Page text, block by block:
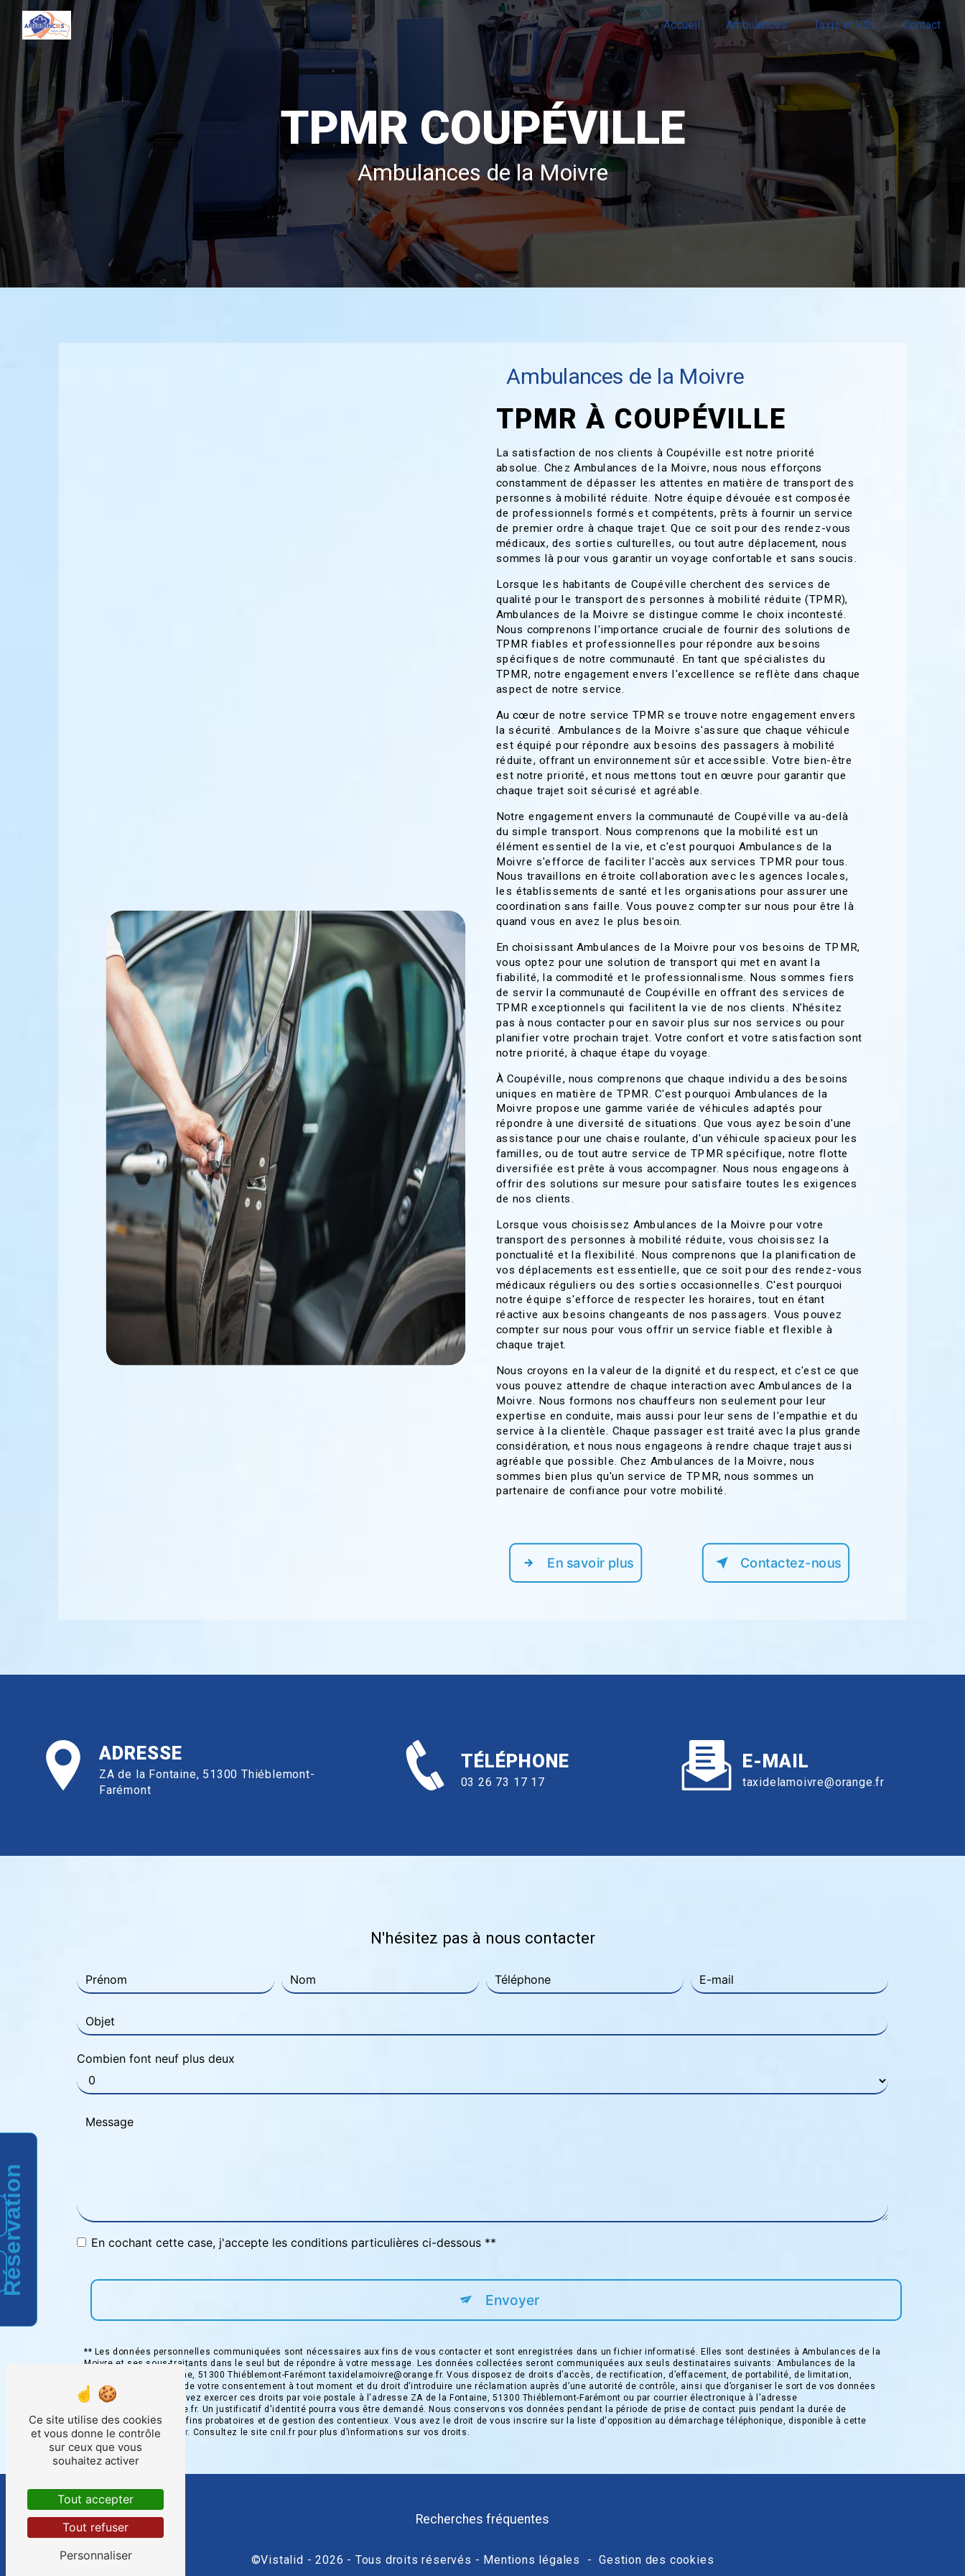
Accueil Ambulances Taxis et VSL Contact
TPMR COUPÉVILLE
Ambulances de la Moivre
Ambulances de la Moivre
TPMR À COUPÉVILLE
La satisfaction de nos clients à Coupéville est notre priorité
absolue. Chez Ambulances de la Moivre, nous nous efforçons
constamment de dépasser les attentes en matière de transport des
personnes à mobilité réduite. Notre équipe dévouée est composée
de professionnels formés et compétents, prêts à fournir un service
de premier ordre à chaque trajet. Que ce soit pour des rendez-vous
médicaux, des sorties culturelles, ou tout autre déplacement, nous
sommes là pour vous garantir un voyage confortable et sans soucis.
Lorsque les habitants de Coupéville cherchent des services de
qualité pour le transport des personnes à mobilité réduite (TPMR),
Ambulances de la Moivre se distingue comme le choix incontesté.
Nous comprenons l'importance cruciale de fournir des solutions de
TPMR fiables et professionnelles pour répondre aux besoins
spécifiques de notre communauté. En tant que spécialistes du
TPMR, notre engagement envers l'excellence se reflète dans chaque
aspect de notre service.
Au cœur de notre service TPMR se trouve notre engagement envers
la sécurité. Ambulances de la Moivre s'assure que chaque véhicule
est équipé pour répondre aux besoins des passagers à mobilité
réduite, offrant un environnement sûr et accessible. Votre bien-être
est notre priorité, et nous mettons tout en œuvre pour garantir que
chaque trajet soit sécurisé et agréable.
Notre engagement envers la communauté de Coupéville va au-delà
du simple transport. Nous comprenons que la mobilité est un
élément essentiel de la vie, et c'est pourquoi Ambulances de la
Moivre s'efforce de faciliter l'accès aux services TPMR pour tous.
Nous travaillons en étroite collaboration avec les agences locales,
les établissements de santé et les organisations pour assurer une
coordination sans faille. Vous pouvez compter sur nous pour être là
quand vous en avez le plus besoin.
En choisissant Ambulances de la Moivre pour vos besoins de TPMR,
vous optez pour une solution de transport qui met en avant la
fiabilité, la commodité et le professionnalisme. Nous sommes fiers
de servir la communauté de Coupéville en offrant des services de
TPMR exceptionnels qui facilitent la vie de nos clients. N'hésitez
pas à nous contacter pour en savoir plus sur nos services ou pour
planifier votre prochain trajet. Votre confort et votre satisfaction sont
notre priorité, à chaque étape du voyage.
À Coupéville, nous comprenons que chaque individu a des besoins
uniques en matière de TPMR. C'est pourquoi Ambulances de la
Moivre propose une gamme variée de véhicules adaptés pour
répondre à une diversité de situations. Que vous ayez besoin d'une
assistance pour une chaise roulante, d'un véhicule spacieux pour les
familles, ou de tout autre service de TPMR spécifique, notre flotte
diversifiée est prête à vous accompagner. Nous nous engageons à
offrir des solutions sur mesure pour satisfaire toutes les exigences
de nos clients.
Lorsque vous choisissez Ambulances de la Moivre pour votre
transport des personnes à mobilité réduite, vous choisissez la
ponctualité et la flexibilité. Nous comprenons que la planification de
vos déplacements est essentielle, que ce soit pour des rendez-vous
médicaux réguliers ou des sorties occasionnelles. C'est pourquoi
notre équipe s'efforce de respecter les horaires, tout en étant
réactive aux besoins changeants de nos passagers. Vous pouvez
compter sur nous pour vous offrir un service fiable et flexible à
chaque trajet.
Nous croyons en la valeur de la dignité et du respect, et c'est ce que
vous pouvez attendre de chaque interaction avec Ambulances de la
Moivre. Nous formons nos chauffeurs non seulement pour leur
expertise en conduite, mais aussi pour leur sens de l'empathie et du
service à la clientèle. Chaque passager est traité avec la plus grande
considération, et nous nous engageons à rendre chaque trajet aussi
agréable que possible. Chez Ambulances de la Moivre, nous
sommes bien plus qu'un service de TPMR, nous sommes un
partenaire de confiance pour votre mobilité.
En savoir plus Contactez-nous
ADRESSE
ZA de la Fontaine, 51300 Thiéblemont-
Farémont
TÉLÉPHONE
03 26 73 17 17
E-MAIL
taxidelamoivre@orange.fr
N'hésitez pas à nous contacter
Combien font neuf plus deux
En cochant cette case, j'accepte les conditions particulières ci-dessous **
Envoyer
** Les données personnelles communiquées sont nécessaires aux fins de vous contacter et sont enregistrées dans un fichier informatisé. Elles sont destinées à Ambulances de la
Moivre et ses sous-traitants dans le seul but de répondre à votre message. Les données collectées seront communiquées aux seuls destinataires suivants: Ambulances de la
Moivre ZA de la Fontaine, 51300 Thiéblemont-Farémont taxidelamoivre@orange.fr. Vous disposez de droits d’accès, de rectification, d’effacement, de portabilité, de limitation,
d’opposition, de retrait de votre consentement à tout moment et du droit d’introduire une réclamation auprès d’une autorité de contrôle, ainsi que d’organiser le sort de vos données
post-mortem. Vous pouvez exercer ces droits par voie postale à l'adresse ZA de la Fontaine, 51300 Thiéblemont-Farémont ou par courrier électronique à l'adresse
taxidelamoivre@orange.fr. Un justificatif d'identité pourra vous être demandé. Nous conservons vos données pendant la période de prise de contact puis pendant la durée de
prescription légale aux fins probatoires et de gestion des contentieux. Vous avez le droit de vous inscrire sur la liste d'opposition au démarchage téléphonique, disponible à cette
adresse:Bloctel.gouv.fr. Consultez le site cnil.fr pour plus d’informations sur vos droits.
Recherches fréquentes
©Vistalid - 2026 - Tous droits réservés - Mentions légales -Gestion des cookies
Réservation
Panneau de gestion des cookies
Ce site utilise des cookies
et vous donne le contrôle
sur ceux que vous
souhaitez activer
Tout accepter
Tout refuser
Personnaliser